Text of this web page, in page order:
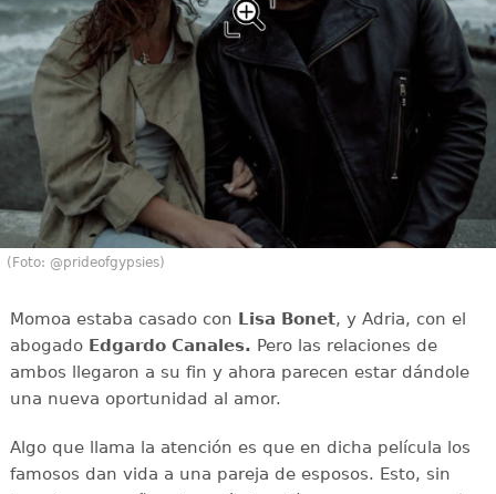
(Foto: @prideofgypsies)
Momoa estaba casado con Lisa Bonet, y Adria, con el
abogado Edgardo Canales. Pero las relaciones de
ambos llegaron a su fin y ahora parecen estar dándole
una nueva oportunidad al amor.
Algo que llama la atención es que en dicha película los
famosos dan vida a una pareja de esposos. Esto, sin